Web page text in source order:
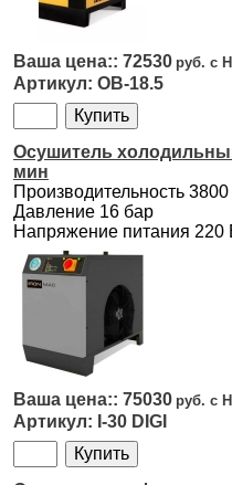
72530
OB-18.5
Осушитель
мин
Производительность
Давление 16 бар
Напряжение питания 220
75030
I-30 DIGI